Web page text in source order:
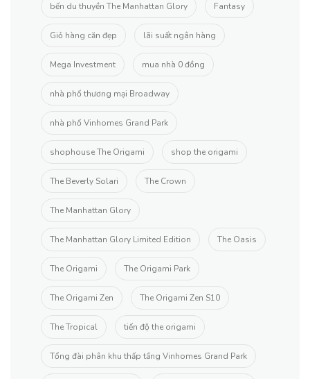
bến du thuyền The Manhattan Glory Fantasy
Giỏ hàng căn đẹp lãi suất ngân hàng
Mega Investment mua nhà 0 đồng
nhà phố thương mại Broadway
nhà phố Vinhomes Grand Park
shophouse The Origami shop the origami
The Beverly Solari The Crown
The Manhattan Glory
The Manhattan Glory Limited Edition The Oasis
The Origami The Origami Park
The Origami Zen The Origami Zen S10
The Tropical tiến độ the origami
Tổng đài phân khu thấp tầng Vinhomes Grand Park